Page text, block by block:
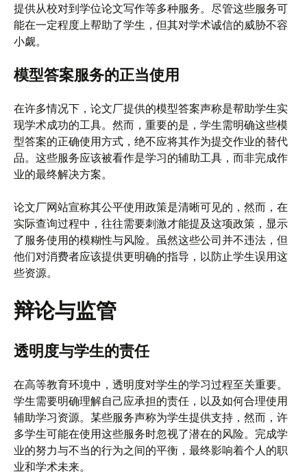
提供从校对到学位论文写作等多种服务。尽管这些服务可
能在一定程度上帮助了学生，但其对学术诚信的威胁不容
小觑。
模型答案服务的正当使用
在许多情况下，论文厂提供的模型答案声称是帮助学生实
现学术成功的工具。然而，重要的是，学生需明确这些模
型答案的正确使用方式，绝不应将其作为提交作业的替代
品。这些服务应该被看作是学习的辅助工具，而非完成作
业的最终解决方案。
论文厂网站宣称其公平使用政策是清晰可见的，然而，在
实际查询过程中，往往需要刺激才能提及这项政策，显示
了服务使用的模糊性与风险。虽然这些公司并不违法，但
他们对消费者应该提供更明确的指导，以防止学生误用这
些资源。
辩论与监管
透明度与学生的责任
在高等教育环境中，透明度对学生的学习过程至关重要。
学生需要明确理解自己应承担的责任，以及如何合理使用
辅助学习资源。某些服务声称为学生提供支持，然而，许
多学生可能在使用这些服务时忽视了潜在的风险。完成学
业的努力与不当的行为之间的平衡，最终影响着个人的职
业和学术未来。